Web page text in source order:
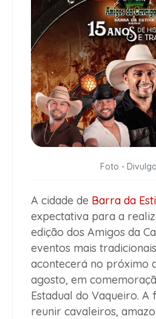
Foto -
A cidade de Barra da
expectativa para a
edição dos Amigos da
eventos mais
acontecerá no próximo
agosto, em
Estadual do Vaqueiro. A
reunir cavaleiros,